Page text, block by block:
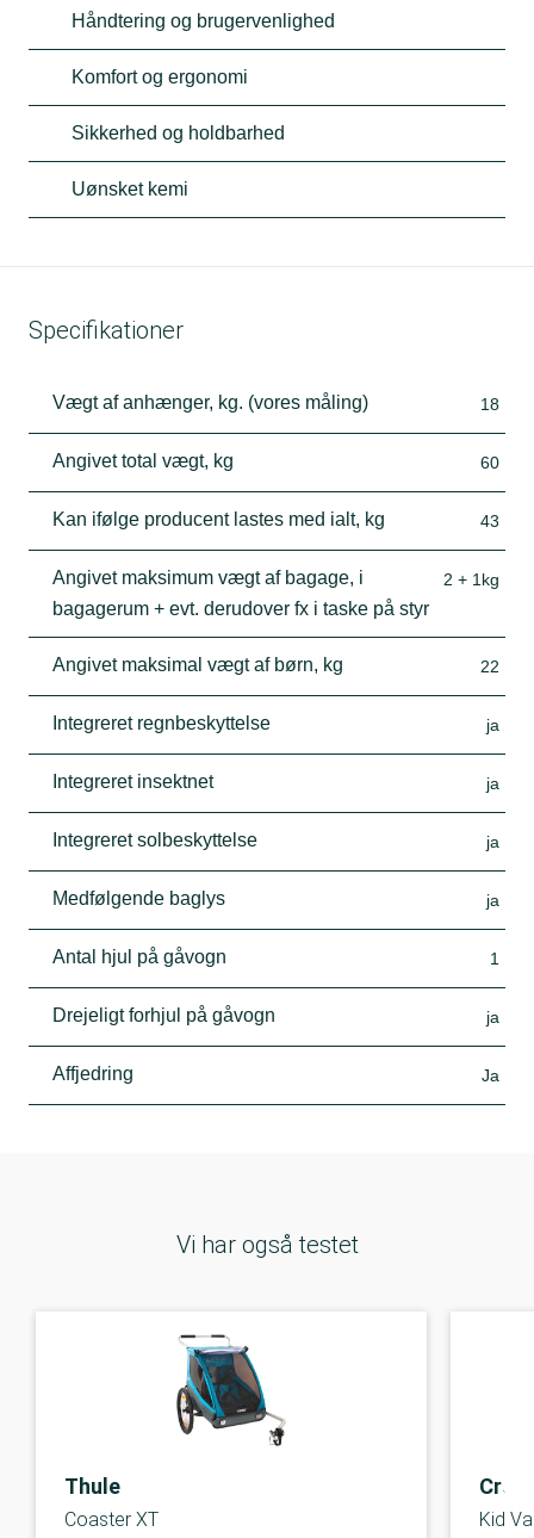
Håndtering og brugervenlighed
Komfort og ergonomi
Sikkerhed og holdbarhed
Uønsket kemi
Specifikationer
Vægt af anhænger, kg. (vores måling) 18
Angivet total vægt, kg 60
Kan ifølge producent lastes med ialt, kg 43
Angivet maksimum vægt af bagage, i
bagagerum + evt. derudover fx i taske på styr
2 + 1kg
Angivet maksimal vægt af børn, kg 22
Integreret regnbeskyttelse ja
Integreret insektnet ja
Integreret solbeskyttelse ja
Medfølgende baglys ja
Antal hjul på gåvogn 1
Drejeligt forhjul på gåvogn ja
Affjedring Ja
Vi har også testet
Thule
Coaster XT Kid